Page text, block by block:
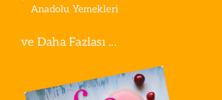
Anadolu Yemekleri
ve Daha Fazlası ...